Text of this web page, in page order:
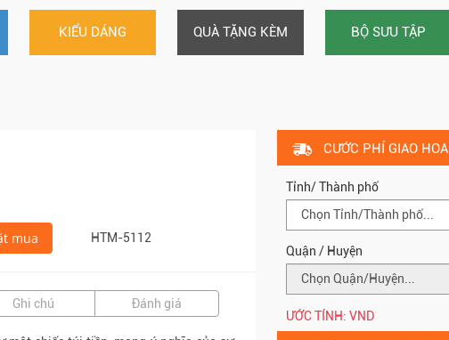
KIỂU DÁNG QUÀ TẶNG KÈM BỘ SƯU TẬP
mua HTM-5112
Ghi chú Đánh giá
CƯỚC PHÍ GIAO HOA
Tỉnh/ Thành phố
Quận / Huyện
ƯỚC TÍNH: VND